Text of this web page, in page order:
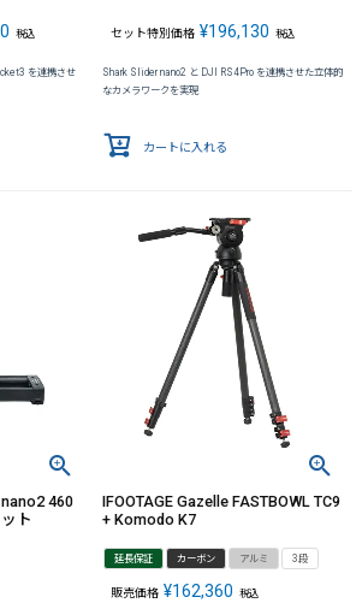
税込
を連携させ
セット特別価格 ¥196,130 税込
Shark Slider nano2 と DJI RS4Pro を連携させた立体的
なカメラワークを実現
カートに入れる
nano2 460
ト
IFOOTAGE Gazelle FASTBOWL TC9
+ Komodo K7
延長保証 カーボン アルミ 3段
販売価格 ¥162,360 税込